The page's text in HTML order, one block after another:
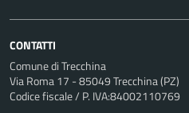
CONTATTI
Comune di Trecchina
Via Roma 17 - 85049 Trecchina (PZ)
Codice fiscale / P. IVA:84002110769